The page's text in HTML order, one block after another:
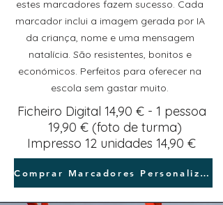
estes marcadores fazem sucesso. Cada
marcador inclui a imagem gerada por IA
da criança, nome e uma mensagem
natalícia. São resistentes, bonitos e
económicos. Perfeitos para oferecer na
escola sem gastar muito.
Ficheiro Digital 14,90 € - 1 pessoa
19,90 € (foto de turma)
Impresso 12 unidades 14,90 €
Comprar Marcadores Personalizados